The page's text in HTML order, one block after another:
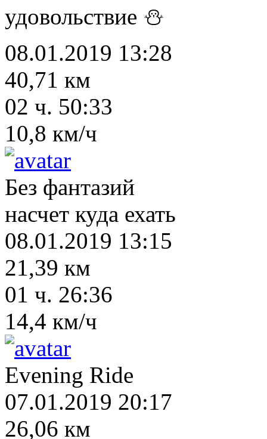
удовольствие ⛄
08.01.2019 13:28
40,71 км
02 ч. 50:33
10,8 км/ч
Без фантазий
насчет куда ехать
08.01.2019 13:15
21,39 км
01 ч. 26:36
14,4 км/ч
Evening Ride
07.01.2019 20:17
26,06 км